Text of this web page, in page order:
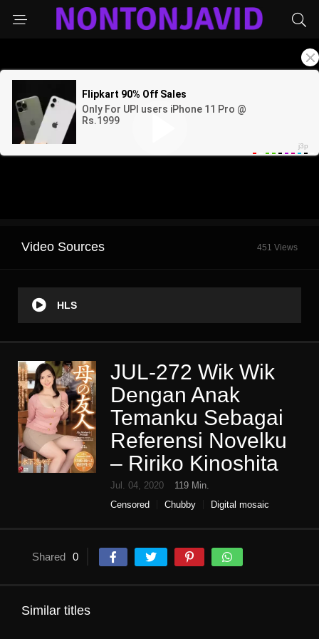
Video Sources 451 Views
HLS
JUL-272 Wik Wik
Dengan Anak
Temanku Sebagai
Referensi Novelku
– Ririko Kinoshita
Jul. 04, 2020
119 Min.
Censored
Chubby
Digital mosaic
Shared 0
Similar titles